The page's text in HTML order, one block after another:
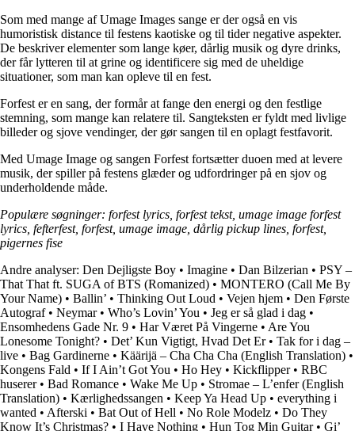
Som med mange af Umage Images sange er der også en vis
humoristisk distance til festens kaotiske og til tider negative aspekter.
De beskriver elementer som lange køer, dårlig musik og dyre drinks,
der får lytteren til at grine og identificere sig med de uheldige
situationer, som man kan opleve til en fest.
Forfest er en sang, der formår at fange den energi og den festlige
stemning, som mange kan relatere til. Sangteksten er fyldt med livlige
billeder og sjove vendinger, der gør sangen til en oplagt festfavorit.
Med Umage Image og sangen Forfest fortsætter duoen med at levere
musik, der spiller på festens glæder og udfordringer på en sjov og
underholdende måde.
Populære søgninger: forfest lyrics, forfest tekst, umage image forfest
lyrics, fefterfest, forfest, umage image, dårlig pickup lines, forfest,
pigernes fise
Andre analyser: Den Dejligste Boy • Imagine • Dan Bilzerian • PSY –
That That ft. SUGA of BTS (Romanized) • MONTERO (Call Me By
Your Name) • Ballin’ • Thinking Out Loud • Vejen hjem • Den Første
Autograf• Neymar• Who’s Lovin’ You • Jeg er så glad i dag •
Ensomhedens Gade Nr. 9 • Har Været På Vingerne • Are You
Lonesome Tonight? • Det’ Kun Vigtigt, Hvad Det Er• Tak for i dag –
live • Bag Gardinerne • Käärijä – Cha Cha Cha (English Translation) •
Kongens Fald • If I Ain’t Got You • Ho Hey • Kickflipper• RBC
huserer• Bad Romance • Wake Me Up • Stromae – L’enfer (English
Translation) • Kærlighedssangen • Keep Ya Head Up • ​everything i
wanted • Afterski • Bat Out of Hell • No Role Modelz • Do They
Know It’s Christmas? • I Have Nothing • Hun Tog Min Guitar• Gi’